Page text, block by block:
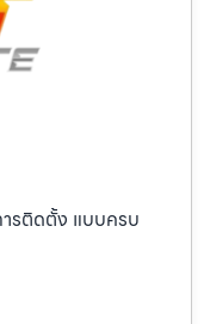
ารติดตั้ง แบบครบ